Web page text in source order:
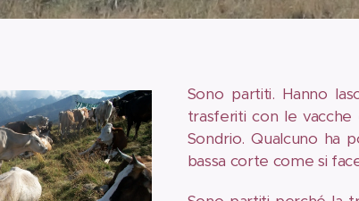
Sono partiti. Hanno
trasferiti con le vacche
Sondrio. Qualcuno ha
bassa corte come si